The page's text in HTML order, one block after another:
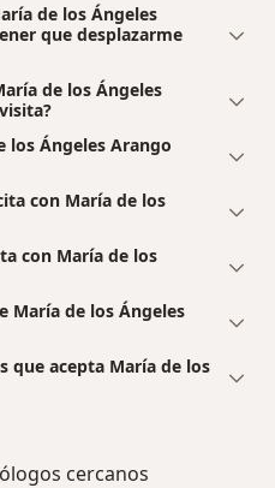
de los Ángeles
que desplazarme
de los Ángeles
los Ángeles Arango
con María de los
con María de los
María de los Ángeles
que acepta María de los
cercanos